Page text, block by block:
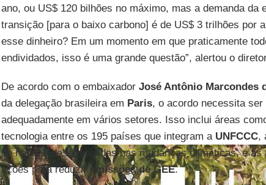
ano, ou US$ 120 bilhões no máximo, mas a demanda da
transição [para o baixo carbono] é de US$ 3 trilhões por
esse dinheiro? Em um momento em que praticamente
endividados, isso é uma grande questão”, alertou o
De acordo com o embaixador José Antônio Marcondes
da delegação brasileira em Paris, o acordo necessita ser
adequadamente em vários setores. Isso inclui áreas
tecnologia entre os 195 países que integram a UNFCCC,
de nações desenvolvidas nas mudanças climáticas, e
ações para reduziremissões de GEE.